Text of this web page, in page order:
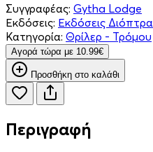
Συγγραφέας: Gytha Lodge
Εκδόσεις: Εκδόσεις Διόπτρα
Κατηγορία: Θρίλερ - Τρόμου
Aγορά τώρα με 10.99€
Προσθήκη στο καλάθι
Περιγραφή